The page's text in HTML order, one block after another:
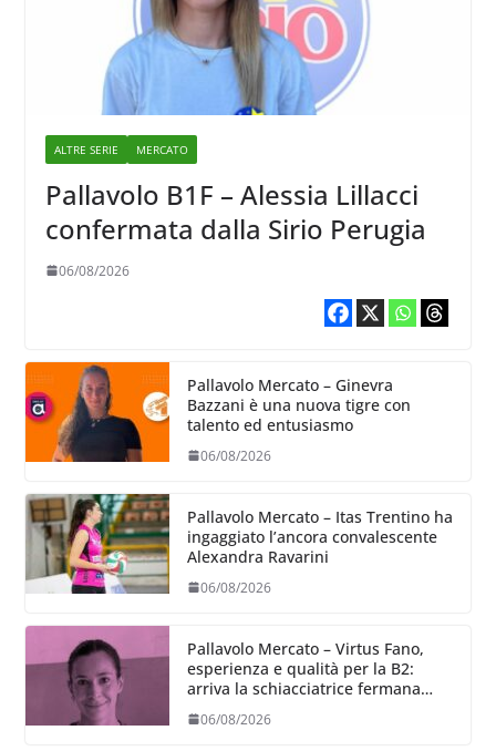
ALTRE SERIE MERCATO
Pallavolo B1F – Alessia Lillacci
confermata dalla Sirio Perugia
06/08/2026
Pallavolo Mercato – Ginevra
Bazzani è una nuova tigre con
talento ed entusiasmo
06/08/2026
Pallavolo Mercato – Itas Trentino ha
ingaggiato l’ancora convalescente
Alexandra Ravarini
06/08/2026
Pallavolo Mercato – Virtus Fano,
esperienza e qualità per la B2:
arriva la schiacciatrice fermana
06/08/2026